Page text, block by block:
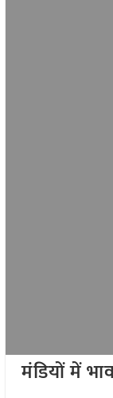
मंडियों में